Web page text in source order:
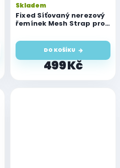
Fixed Síťovaný nerezový
řemínek Mesh Strap pro
42/44/45/46/49mm,
stříbrný
Skladem
499 Kč
DO KOŠÍKU